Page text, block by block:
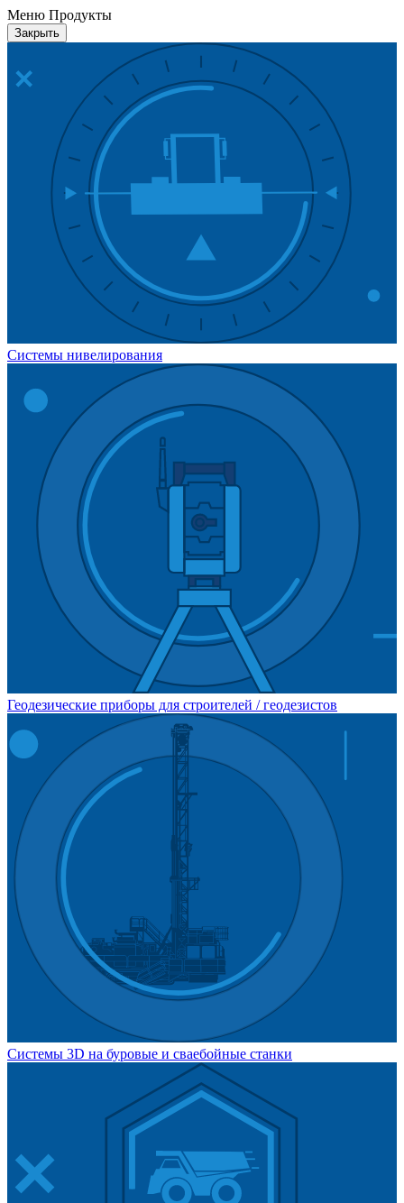
Меню Продукты
Закрыть
Системы нивелирования
Геодезические приборы для строителей / геодезистов
Системы 3D на буровые и сваебойные станки